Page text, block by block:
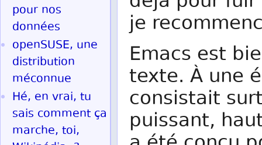
je
Emacs est
texte. À une
consistait
puissant,
pour nos
données
openSUSE, une
distribution
méconnue
Hé, en vrai, tu
sais comment ça
marche, toi,